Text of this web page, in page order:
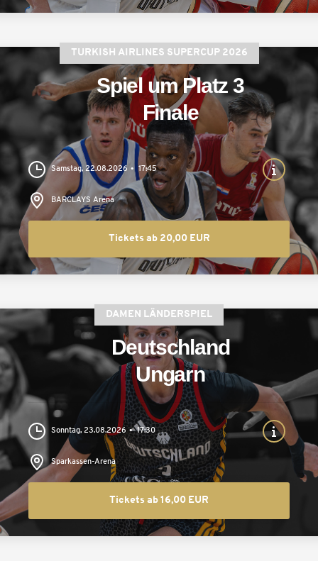
TURKISH AIRLINES SUPERCUP 2026
Spiel um Platz 3
Finale
Samstag, 22.08.2026 17:45
BARCLAYS Arena
Tickets ab 20,00 EUR
DAMEN LÄNDERSPIEL
Deutschland
Ungarn
Sonntag, 23.08.2026 17:30
Sparkassen-Arena
Tickets ab 16,00 EUR